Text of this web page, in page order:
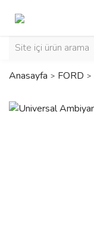
Anasayfa FORD